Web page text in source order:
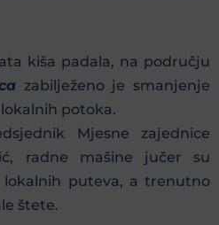
kiša padala, na području
zabilježeno je smanjenje
potoka.
Mjesne zajednice
radne mašine jučer su
puteva, a trenutno
štete.